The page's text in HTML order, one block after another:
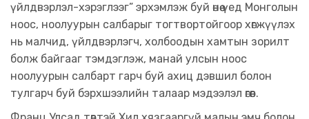
үйлдвэрлэл-хэрэглээг” эрхэмлэж буй өнөө үед Монголын
ноос, ноолуурын салбарыг тогтвортойгоор хөгжүүлэх
нь малчид, үйлдвэрлэгч, холбоодын хамтын зорилт
болж байгааг тэмдэглэж, манай улсын ноос
ноолуурын салбарт гарч буй ахиц дэвшил болон
тулгарч буй бэрхшээлийн талаар мэдээлэл өгөв.